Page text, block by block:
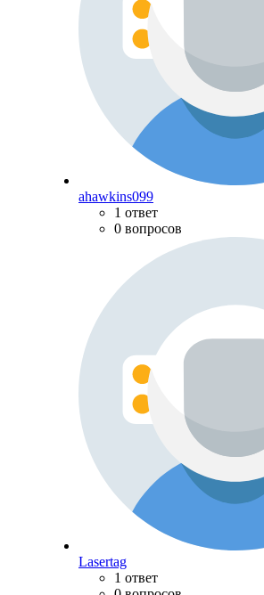
ahawkins099
1 ответ
0 вопросов
Lasertag
1 ответ